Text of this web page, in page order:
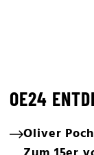
OE24
Oliver